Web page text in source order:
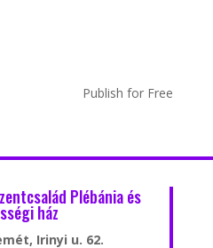
Publish for Free
Plébánia és
ház
Irinyi u. 62.